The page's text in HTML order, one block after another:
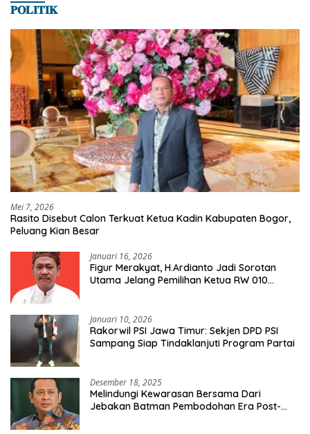
𝐏𝐎𝐋𝐈𝐓𝐈𝐊
Mei 7, 2026
Rasito Disebut Calon Terkuat Ketua Kadin Kabupaten Bogor,
Peluang Kian Besar
Januari 16, 2026
Figur Merakyat, H.Ardianto Jadi Sorotan
Utama Jelang Pemilihan Ketua RW 010
Januari 10, 2026
Rakorwil PSI Jawa Timur: Sekjen DPD PSI
Sampang Siap Tindaklanjuti Program Partai
Desember 18, 2025
Melindungi Kewarasan Bersama Dari
Jebakan Batman Pembodohan Era Post-